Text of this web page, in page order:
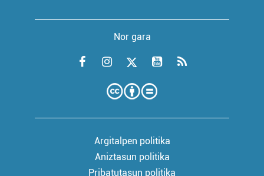
Nor gara
Argitalpen politika
Aniztasun politika
Pribatutasun politika